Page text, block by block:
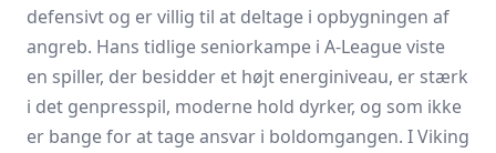
defensivt og er villig til at deltage i opbygningen af
angreb. Hans tidlige seniorkampe i A-League viste
en spiller, der besidder et højt energiniveau, er stærk
i det genpresspil, moderne hold dyrker, og som ikke
er bange for at tage ansvar i boldomgangen. I Viking